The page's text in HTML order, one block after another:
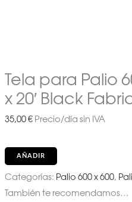
Tela para Palio
x 20′ Black
35,00€ Precio/día sin IVA
AÑADIR
Categorías: Palio 600 x 600,
También te recomendamos…